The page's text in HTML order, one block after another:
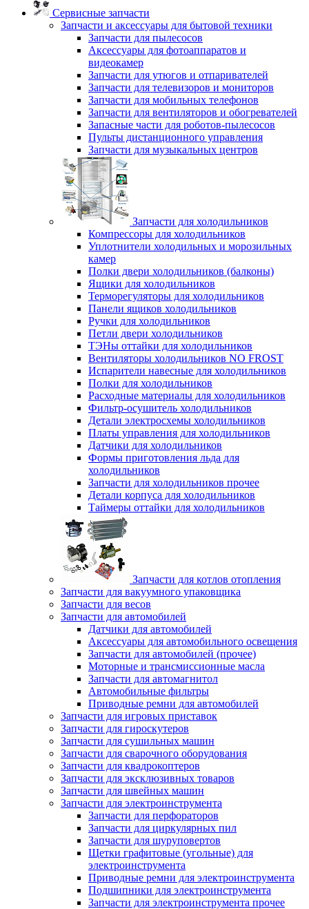
Сервисные запчасти
Запчасти и аксессуары для бытовой техники
Запчасти для пылесосов
Аксессуары для фотоаппаратов и
видеокамер
Запчасти для утюгов и отпаривателей
Запчасти для телевизоров и мониторов
Запчасти для мобильных телефонов
Запчасти для вентиляторов и обогревателей
Запасные части для роботов-пылесосов
Пульты дистанционного управления
Запчасти для музыкальных центров
Запчасти для холодильников
Компрессоры для холодильников
Уплотнители холодильных и морозильных
камер
Полки двери холодильников (балконы)
Ящики для холодильников
Терморегуляторы для холодильников
Панели ящиков холодильников
Ручки для холодильников
Петли двери холодильников
ТЭНы оттайки для холодильников
Вентиляторы холодильников NO FROST
Испарители навесные для холодильников
Полки для холодильников
Расходные материалы для холодильников
Фильтр-осушитель холодильников
Детали электросхемы холодильников
Платы управления для холодильников
Датчики для холодильников
Формы приготовления льда для
холодильников
Запчасти для холодильников прочее
Детали корпуса для холодильников
Таймеры оттайки для холодильников
Запчасти для котлов отопления
Запчасти для вакуумного упаковщика
Запчасти для весов
Запчасти для автомобилей
Датчики для автомобилей
Аксессуары для автомобильного освещения
Запчасти для автомобилей (прочее)
Моторные и трансмиссионные масла
Запчасти для автомагнитол
Автомобильные фильтры
Приводные ремни для автомобилей
Запчасти для игровых приставок
Запчасти для гироскутеров
Запчасти для сушильных машин
Запчасти для сварочного оборудования
Запчасти для квадрокоптеров
Запчасти для эксклюзивных товаров
Запчасти для швейных машин
Запчасти для электроинструмента
Запчасти для перфораторов
Запчасти для циркулярных пил
Запчасти для шуруповертов
Щетки графитовые (угольные) для
электроинструмента
Приводные ремни для электроинструмента
Подшипники для электроинструмента
Запчасти для электроинструмента прочее